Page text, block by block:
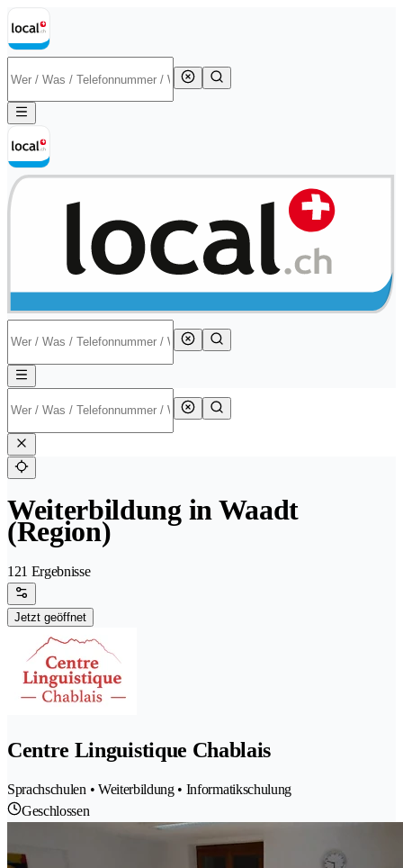
Weiterbildung in Waadt
(Region)
121 Ergebnisse
Jetzt geöffnet
Centre Linguistique Chablais
Sprachschulen • Weiterbildung • Informatikschulung
Geschlossen